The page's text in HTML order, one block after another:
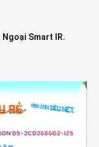
Ngoại Smart IR.